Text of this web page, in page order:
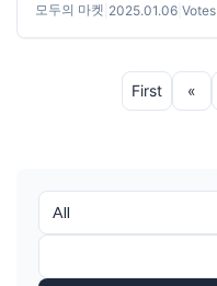
모두의 마켓 2025.01.06
First «